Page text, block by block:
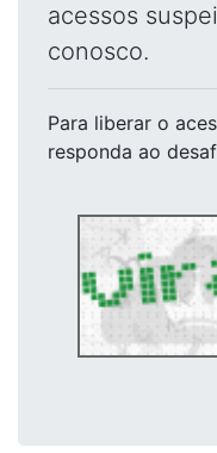
acessos
conosco.
Para liberar o
responda ao